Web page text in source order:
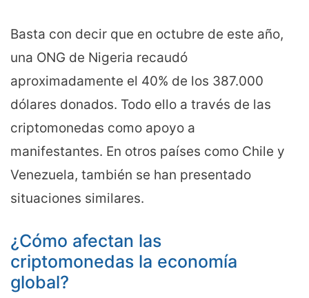
Basta con decir que en octubre de este año,
una ONG de Nigeria recaudó
aproximadamente el 40% de los 387.000
dólares donados. Todo ello a través de las
criptomonedas como apoyo a
manifestantes. En otros países como Chile y
Venezuela, también se han presentado
situaciones similares.
¿Cómo afectan las
criptomonedas la economía
global?